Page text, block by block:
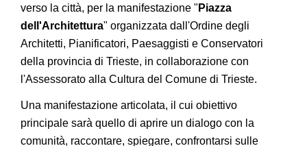
verso la città, per la manifestazione " Piazza
dell'Architettura" organizzata dall'Ordine degli
Architetti, Pianificatori, Paesaggisti e Conservatori
della provincia di Trieste, in collaborazione con
l'Assessorato alla Cultura del Comune di Trieste.
Una manifestazione articolata, il cui obiettivo
principale sarà quello di aprire un dialogo con la
comunità, raccontare, spiegare, confrontarsi sulle